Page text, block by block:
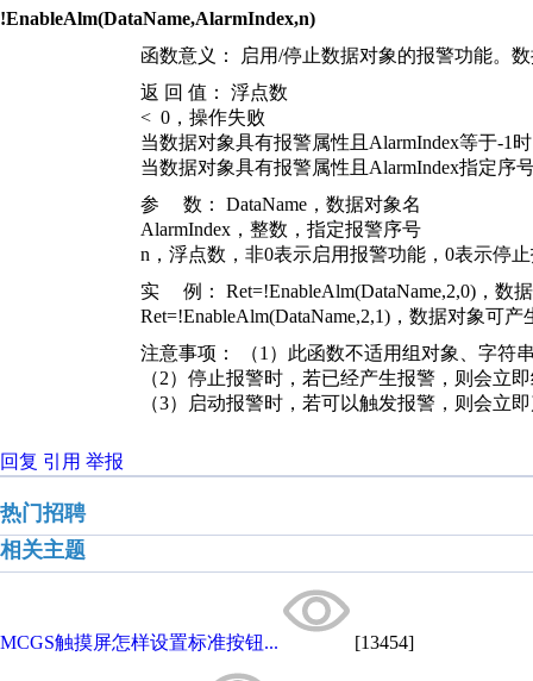
!EnableAlm(DataName,AlarmIndex,n)
函数意义：
启用/停止数据对象的报警功能。
返 回 值： 浮点数
< 0，操作失败
当数据对象具有报警属性且AlarmIndex等于-1
当数据对象具有报警属性且AlarmIndex指定序
参 数： DataName ，数据对象名
AlarmIndex ，整数，指定报警序号
n ，浮点数，非0表示启用报警功能，0表示停
实 例： Ret=!EnableAlm(DataName,2,0) ，数
Ret=!EnableAlm(DataName,2,1) ，数据对象可产
注意事项：
（1）此函数不适用组对象、字符
（2）停止报警时，若已经产生报警，则会立
（3）启动报警时，若可以触发报警，则会立
回复 引用 举报
热门招聘
相关主题
MCGS触摸屏怎样设置标准按钮... [13454]